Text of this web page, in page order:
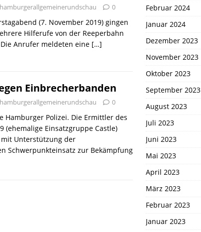
hamburgerallgemeinerundschau 0
(7. November 2019) gingen
Hilferufe von der Reeperbahn
Anrufer meldeten eine […]
Einbrecherbanden
hamburgerallgemeinerundschau 0
Hamburger Polizei. Die Ermittler des
(ehemalige Einsatzgruppe Castle)
Unterstützung der
Schwerpunkteinsatz zur Bekämpfung
Februar 2024
Januar 2024
Dezember 2023
November 2023
Oktober 2023
September 2023
August 2023
Juli 2023
Juni 2023
Mai 2023
April 2023
März 2023
Februar 2023
Januar 2023